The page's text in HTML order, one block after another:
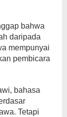
bahwa
daripada
mempunyai
pembicara
bahasa
Tetapi